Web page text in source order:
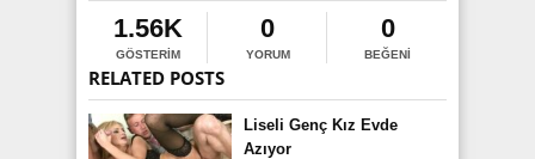
1.56K
GÖSTERIM
0
YORUM
0
BEĞENI
RELATED POSTS
Liseli Genç Kız Evde
Azıyor